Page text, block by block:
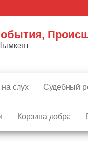
слух Судебный
Корзина добра